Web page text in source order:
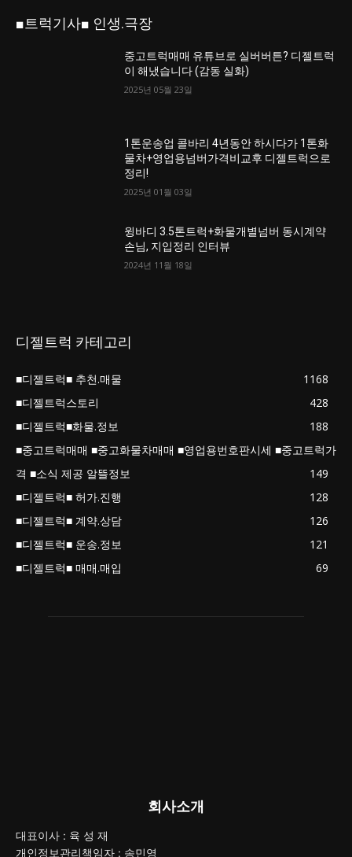
■트럭기사■ 인생.극장
중고트럭매매 유튜브로 실버버튼? 디젤트럭
이 해냈습니다 (감동 실화)
2025년 05월 23일
1톤운송업 콜바리 4년동안 하시다가 1톤화
물차+영업용넘버가격비교후 디젤트럭으로
정리!
2025년 01월 03일
윙바디 3.5톤트럭+화물개별넘버 동시계약
손님, 지입정리 인터뷰
2024년 11월 18일
디젤트럭 카테고리
■디젤트럭■ 추천.매물
1168
■디젤트럭스토리
428
■디젤트럭■화물.정보
188
■중고트럭매매 ■중고화물차매매 ■영업용번호판시세 ■중고트럭가
격 ■소식 제공 알뜰정보
149
■디젤트럭■ 허가.진행
128
■디젤트럭■ 계약.상담
126
■디젤트럭■ 운송.정보
121
■디젤트럭■ 매매.매입
69
회사소개
대표이사 : 육 성 재
개인정보관리책임자 : 송민영